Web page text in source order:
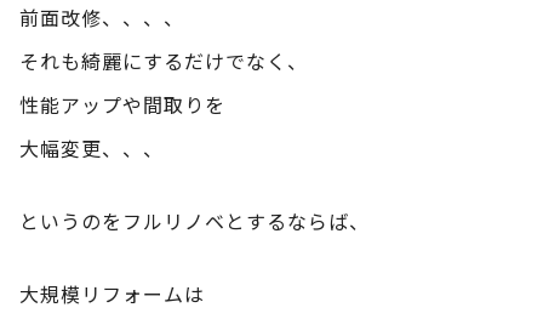
前面改修、、、、
それも綺麗にするだけでなく、
性能アップや間取りを
大幅変更、、、
というのをフルリノベとするならば、
大規模リフォームは